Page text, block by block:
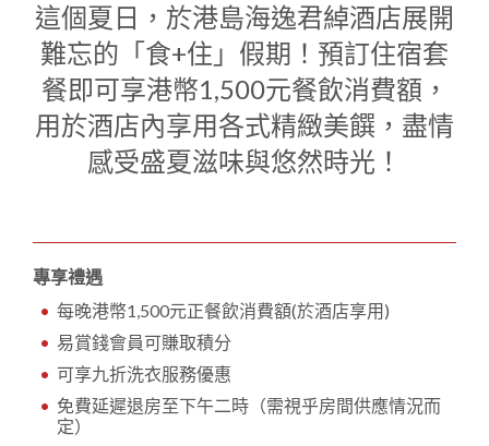
1
1 0
這個夏日，於港島海逸君綽酒店展開
難忘的「食+住」假期！預訂住宿套
餐即可享港幣1,500元餐飲消費額，
用於酒店內享用各式精緻美饌，盡情
感受盛夏滋味與悠然時光！
專享禮遇
每晚港幣1,500元正餐飲消費額(於酒店享用)
易賞錢會員可賺取積分
可享九折洗衣服務優惠
免費延遲退房至下午二時（需視乎房間供應情況而
定）